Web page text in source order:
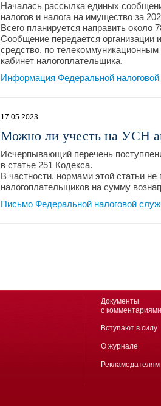
Началась рассылка единых
налогов и налога на имущество за
Всего планируется направить около
Сообщение передается организации
средство, по
кабинет налогоплательщика.
Информация Федеральной
17.05.2023
Можно ли учесть на УСН
Исчерпывающий перечень
в статье 251 Кодекса.
В частности, нормами этой статьи
налогоплательщиков на сумму
Письмо Федеральной налоговой
Документы
с комментариями
Вступают в силу
О журнале
Рекламодателям